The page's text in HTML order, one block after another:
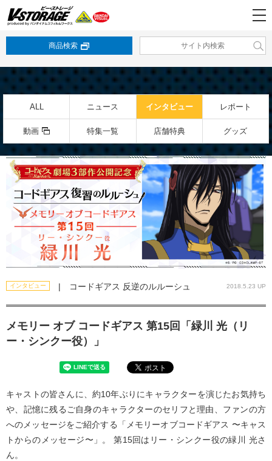
商品検索
ALL ニュース インタビュー レポート
動画 特集一覧 店舗特典 グッズ
インタビュー | コードギアス 反逆のルルーシュ 2018.5.23 UP
メモリー オブ コードギアス 第15回「緑川 光（リ
ー・シンクー役）」
キャストの皆さんに、約10年ぶりにキャラクターを演じたお気持ち
や、記憶に残るご自身のキャラクターのセリフと理由、ファンの方
へのメッセージをご紹介する「メモリーオブコードギアス 〜キャス
トからのメッセージ〜」。 第15回はリー・シンクー役の緑川 光さ
ん。